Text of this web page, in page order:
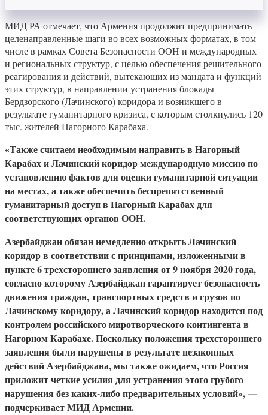
МИД РА отмечает, что Армения продолжит предпринимать
целенаправленные шаги во всех возможных форматах, в том
числе в рамках Совета Безопасности ООН и международных
и региональных структур, с целью обеспечения решительного
реагирования и действий, вытекающих из мандата и функций
этих структур, в направлении устранения блокады
Бердзорского (Лачинского) коридора и возникшего в
результате гуманитарного кризиса, с которым столкнулись 120
тыс. жителей Нагорного Карабаха.
«Также считаем необходимым направить в Нагорный
Карабах и Лачинский коридор международную миссию по
установлению фактов для оценки гуманитарной ситуации
на местах, а также обеспечить беспрепятственный
гуманитарный доступ в Нагорный Карабах для
соответствующих органов ООН.
Азербайджан обязан немедленно открыть Лачинский
коридор в соответствии с принципами, изложенными в
пункте 6 трехстороннего заявления от 9 ноября 2020 года,
согласно которому Азербайджан гарантирует безопасность
движения граждан, транспортных средств и грузов по
Лачинскому коридору, а Лачинский коридор находится под
контролем российского миротворческого контингента в
Нагорном Карабахе. Поскольку положения трехстороннего
заявления были нарушены в результате незаконных
действий Азербайджана, мы также ожидаем, что Россия
приложит четкие усилия для устранения этого грубого
нарушения без каких-либо предварительных условий», —
подчеркивает МИД Армении.